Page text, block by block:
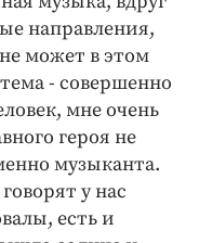
направления,
может в этом
- совершенно
мне очень
героя не
музыканта.
у нас
есть и